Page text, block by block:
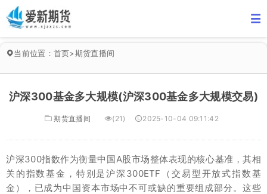
当前位置： 首页>期货直播间
沪深300基金多大规模(沪深300基金多大规模交易)
期货直播间 (21) 2025-10-04 09:11:42
沪深300指数作为衡量中国A股市场整体表现的核心基准，其相
关的指数基金，特别是沪深300ETF（交易型开放式指数基
金），已成为中国资本市场中不可或缺的重要组成部分。这些